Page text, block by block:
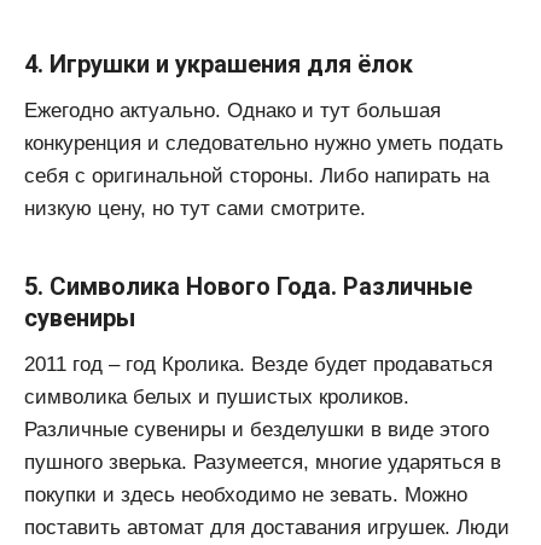
4. Игрушки и украшения для ёлок
Ежегодно актуально. Однако и тут большая
конкуренция и следовательно нужно уметь подать
себя с оригинальной стороны. Либо напирать на
низкую цену, но тут сами смотрите.
5. Символика Нового Года. Различные
сувениры
2011 год – год Кролика. Везде будет продаваться
символика белых и пушистых кроликов.
Различные сувениры и безделушки в виде этого
пушного зверька. Разумеется, многие ударяться в
покупки и здесь необходимо не зевать. Можно
поставить автомат для доставания игрушек. Люди